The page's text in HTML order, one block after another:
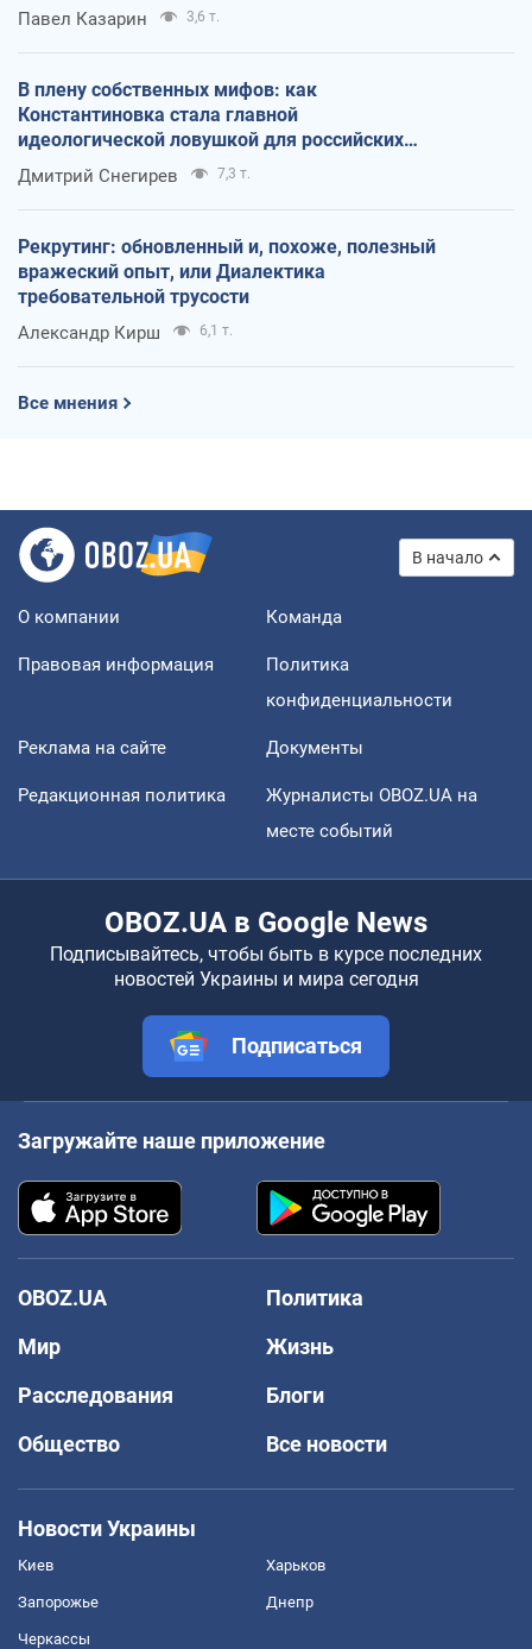
Павел Казарин 3,6 т.
В плену собственных мифов: как
Константиновка стала главной
идеологической ловушкой для российских
оккупантов
Дмитрий Снегирев 7,3 т.
Рекрутинг: обновленный и, похоже, полезный
вражеский опыт, или Диалектика
требовательной трусости
Александр Кирш 6,1 т.
Все мнения
В начало
О компании Команда
Правовая информация
Политика
конфиденциальности
Реклама на сайте Документы
Редакционная политика
Журналисты OBOZ.UA на
месте событий
OBOZ.UA в Google News
Подписывайтесь, чтобы быть в курсе последних
новостей Украины и мира сегодня
Подписаться
Загружайте наше приложение
OBOZ.UA
Политика
Мир
Жизнь
Расследования
Блоги
Общество
Все новости
Новости Украины
Киев Харьков
Запорожье Днепр
Черкассы